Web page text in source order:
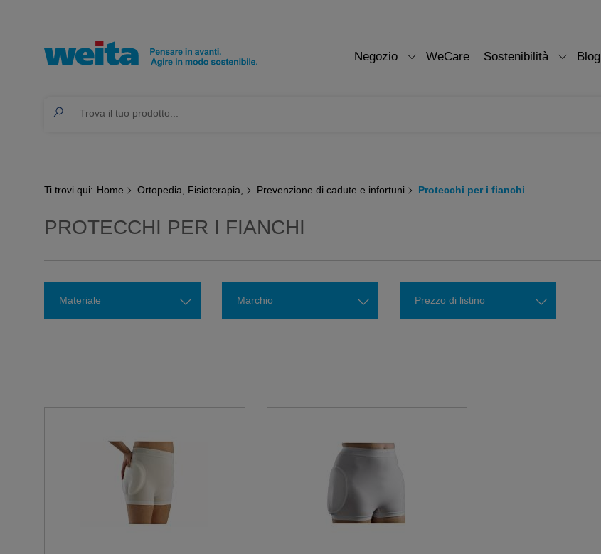
Negozio WeCare Sostenibilità Blog
Ti trovi qui: Home Ortopedia, Fisioterapia, Prevenzione di cadute e infortuni Protecchi per i fianchi
PROTECCHI PER I FIANCHI
Materiale Marchio Prezzo di listino